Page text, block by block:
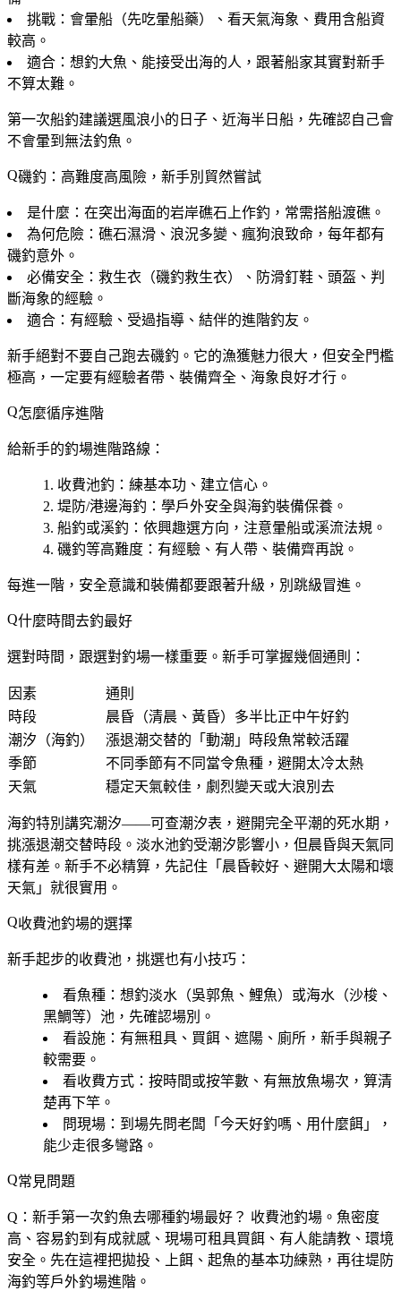
挑戰 ：會暈船 （先吃暈船藥）、看天氣海象、費用含船資
較高。
適合 ：想釣大魚、能接受出海的人，跟著船家其實對新手
不算太難。
第一次船釣建議選風浪小的日子、近海半日船，先確認自己會
不會暈到無法釣魚。
磯釣：高難度高風險，新手別貿然嘗試
是什麼 ：在突出海面的岩岸礁石上作釣，常需搭船渡礁。
為何危險 ：礁石濕滑、浪況多變、瘋狗浪致命，每年都有
磯釣意外。
必備安全 ：救生衣（磯釣救生衣）、防滑釘鞋、頭盔、判
斷海象的經驗。
適合 ：有經驗、受過指導、結伴的進階釣友。
新手絕對不要自己跑去磯釣 。它的漁獲魅力很大，但安全門檻
極高，一定要有經驗者帶、裝備齊全、海象良好才行。
怎麼循序進階
給新手的釣場進階路線：
收費池釣 ：練基本功、建立信心。
堤防/港邊海釣 ：學戶外安全與海釣裝備保養。
船釣或溪釣 ：依興趣選方向，注意暈船或溪流法規。
磯釣等高難度 ：有經驗、有人帶、裝備齊再說。
每進一階，安全意識和裝備都要跟著升級，別跳級冒進。
什麼時間去釣最好
選對時間，跟選對釣場一樣重要。新手可掌握幾個通則：
因素
通則
時段
晨昏（清晨、黃昏）多半比正中午好釣
潮汐（海釣）
漲退潮交替的「動潮」時段魚常較活躍
季節
不同季節有不同當令魚種，避開太冷太熱
天氣
穩定天氣較佳，劇烈變天或大浪別去
海釣特別講究潮汐——可查潮汐表，避開完全平潮的死水期，
挑漲退潮交替時段。淡水池釣受潮汐影響小，但晨昏與天氣同
樣有差。新手不必精算，先記住「晨昏較好、避開大太陽和壞
天氣」就很實用。
收費池釣場的選擇
新手起步的收費池，挑選也有小技巧：
看魚種 ：想釣淡水（吳郭魚、鯉魚）或海水（沙梭、
黑鯛等）池，先確認場別。
看設施 ：有無租具、買餌、遮陽、廁所，新手與親子
較需要。
看收費方式 ：按時間或按竿數、有無放魚場次，算清
楚再下竿。
問現場 ：到場先問老闆「今天好釣嗎、用什麼餌」，
能少走很多彎路。
常見問題
Q：新手第一次釣魚去哪種釣場最好？ 收費池釣場。魚密度
高、容易釣到有成就感、現場可租具買餌、有人能請教、環境
安全。先在這裡把拋投、上餌、起魚的基本功練熟，再往堤防
海釣等戶外釣場進階。